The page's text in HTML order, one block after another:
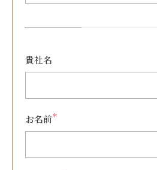
貴社名
お名前＊